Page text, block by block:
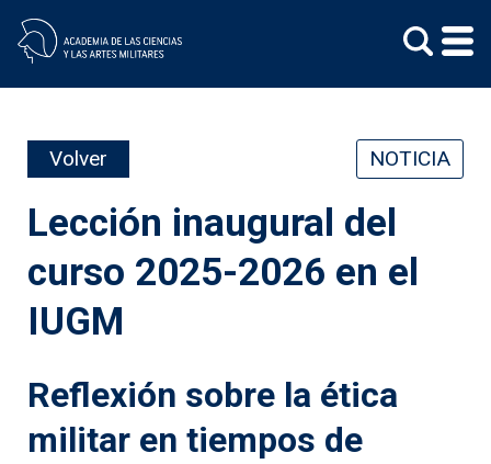
content
Volver NOTICIA
Lección inaugural del
curso 2025-2026 en el
IUGM
Reflexión sobre la ética
militar en tiempos de